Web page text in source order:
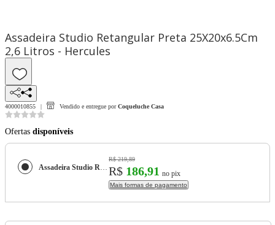
Assadeira Studio Retangular Preta 25X20x6.5Cm
2,6 Litros - Hercules
4000010855 Vendido e entregue por Coqueluche Casa
Ofertas disponíveis
Assadeira Studio Retangular Preta 25X20x6.5Cm 2,6 Litros - Hercules
R$ 219,89
R$ 186,91 no pix
Mais formas de pagamento